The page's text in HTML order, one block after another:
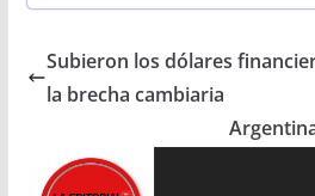
e
o
t
i
Subieron los dólares
la brecha cambiaria